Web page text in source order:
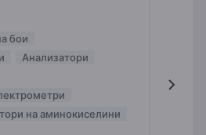
бои
Анализатори
на аминокиселини